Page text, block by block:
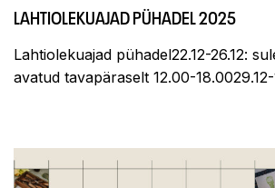
LAHTIOLEKUAJAD PÜHADEL 2025
Lahtiolekuajad pühadel22.12-26.12:
avatud tavapäraselt 12.00-